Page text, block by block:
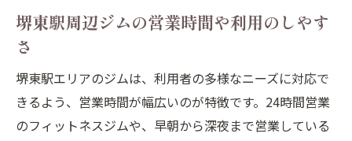
堺東駅周辺ジムの営業時間や利用のしやす
さ
堺東駅エリアのジムは、利用者の多様なニーズに対応で
きるよう、営業時間が幅広いのが特徴です。24時間営業
のフィットネスジムや、早朝から深夜まで営業している